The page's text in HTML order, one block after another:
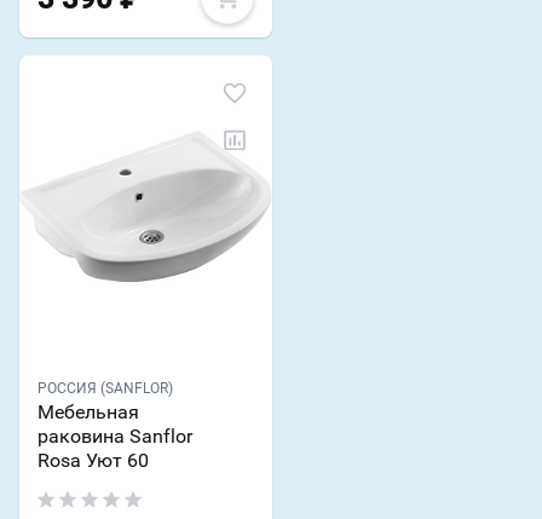
РОССИЯ (SANFLOR)
Мебельная
раковина Sanflor
Rosa Уют 60